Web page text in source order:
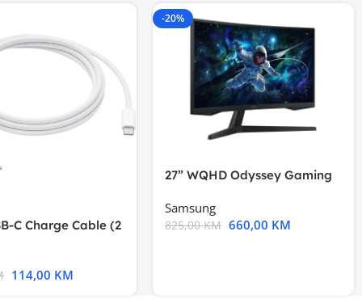
C Charge Cable (2
114,00 KM
-20%
27” WQHD Odyssey Gaming
Samsung
825,00KM 660,00 KM